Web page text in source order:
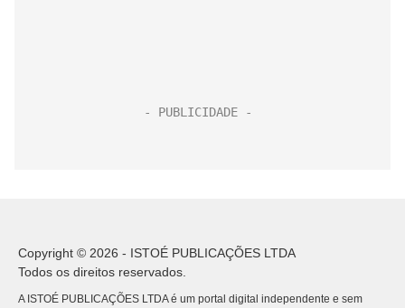
Copyright © 2026 - ISTOÉ PUBLICAÇÕES LTDA
Todos os direitos reservados.
A ISTOÉ PUBLICAÇÕES LTDA é um portal digital independente e sem